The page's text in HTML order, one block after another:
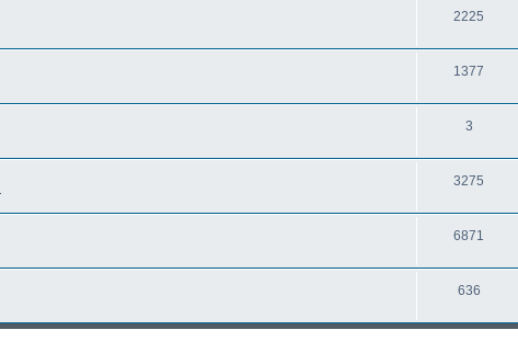
2225
1377
3
3275
6871
636